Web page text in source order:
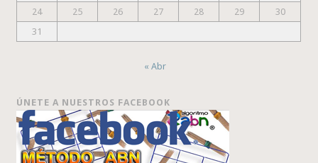
24
25 26 27 28 29
30
31
« Abr
ÚNETE A NUESTROS FACEBOOK